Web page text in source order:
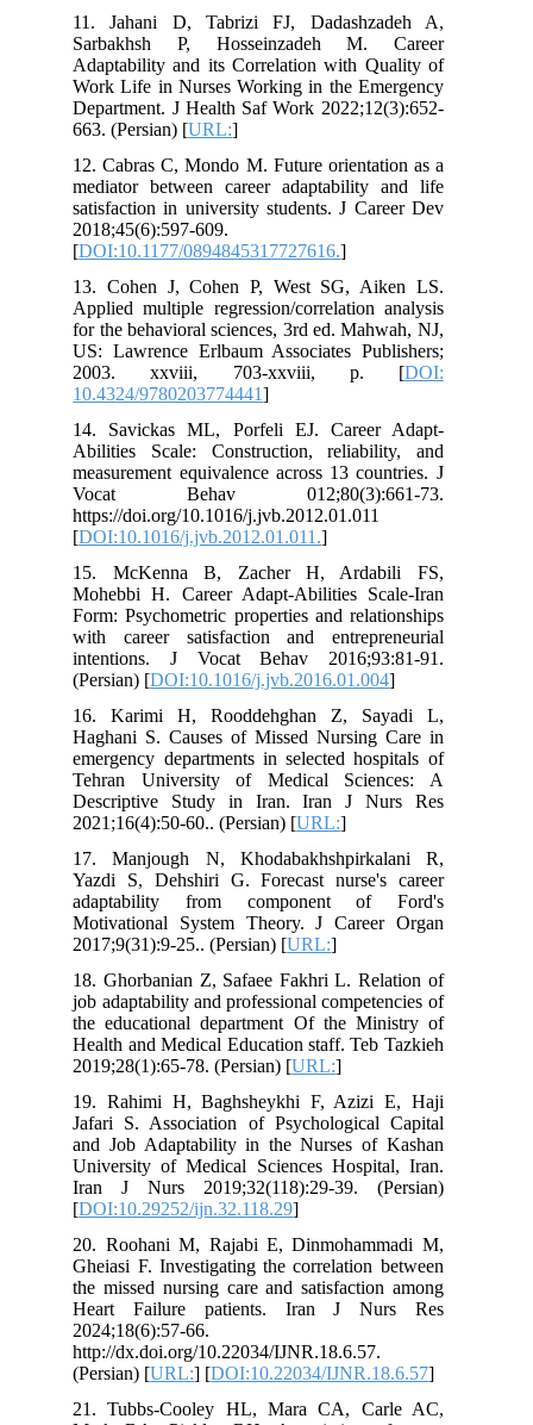
11. Jahani D, Tabrizi FJ, Dadashzadeh A,
Sarbakhsh P, Hosseinzadeh M. Career
Adaptability and its Correlation with Quality of
Work Life in Nurses Working in the Emergency
Department. J Health Saf Work 2022;12(3):652-
663. (Persian) [URL:
12. Cabras C, Mondo M. Future orientation as a
mediator between career adaptability and life
satisfaction in university students. J Career Dev
2018;45(6):597-609.
[DOI:10.1177/0894845317727616.
13. Cohen J, Cohen P, West SG, Aiken LS.
Applied multiple regression/correlation analysis
for the behavioral sciences, 3rd ed. Mahwah, NJ,
US: Lawrence Erlbaum Associates Publishers;
2003. xxviii, 703-xxviii, p. [DOI:
10.4324/9780203774441
14. Savickas ML, Porfeli EJ. Career Adapt-
Abilities Scale: Construction, reliability, and
measurement equivalence across 13 countries. J
Vocat Behav 012;80(3):661-73.
https://doi.org/10.1016/j.jvb.2012.01.011
[DOI:10.1016/j.jvb.2012.01.011.
15. McKenna B, Zacher H, Ardabili FS,
Mohebbi H. Career Adapt-Abilities Scale-Iran
Form: Psychometric properties and relationships
with career satisfaction and entrepreneurial
intentions. J Vocat Behav 2016;93:81-91.
(Persian) [DOI:10.1016/j.jvb.2016.01.004
16. Karimi H, Rooddehghan Z, Sayadi L,
Haghani S. Causes of Missed Nursing Care in
emergency departments in selected hospitals of
Tehran University of Medical Sciences: A
Descriptive Study in Iran. Iran J Nurs Res
2021;16(4):50-60.. (Persian) [URL:
17. Manjough N, Khodabakhshpirkalani R,
Yazdi S, Dehshiri G. Forecast nurse's career
adaptability from component of Ford's
Motivational System Theory. J Career Organ
2017;9(31):9-25.. (Persian) [URL:
18. Ghorbanian Z, Safaee Fakhri L. Relation of
job adaptability and professional competencies of
the educational department Of the Ministry of
Health and Medical Education staff. Teb Tazkieh
2019;28(1):65-78. (Persian) [URL:
19. Rahimi H, Baghsheykhi F, Azizi E, Haji
Jafari S. Association of Psychological Capital
and Job Adaptability in the Nurses of Kashan
University of Medical Sciences Hospital, Iran.
Iran J Nurs 2019;32(118):29-39. (Persian)
[DOI:10.29252/ijn.32.118.29
20. Roohani M, Rajabi E, Dinmohammadi M,
Gheiasi F. Investigating the correlation between
the missed nursing care and satisfaction among
Heart Failure patients. Iran J Nurs Res
2024;18(6):57-66.
http://dx.doi.org/10.22034/IJNR.18.6.57.
(Persian) [URL:] [DOI:10.22034/IJNR.18.6.57
21. Tubbs-Cooley HL, Mara CA, Carle AC,